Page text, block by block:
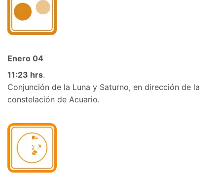
Enero 04
11:23 hrs.
Conjunción de la Luna y Saturno, en dirección de la
constelación de Acuario.